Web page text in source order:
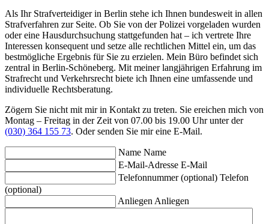
Als Ihr Strafverteidiger in Berlin stehe ich Ihnen bundesweit in allen
Strafverfahren zur Seite. Ob Sie von der Polizei vorgeladen wurden
oder eine Hausdurchsuchung stattgefunden hat – ich vertrete Ihre
Interessen konsequent und setze alle rechtlichen Mittel ein, um das
bestmögliche Ergebnis für Sie zu erzielen. Mein Büro befindet sich
zentral in Berlin-Schöneberg. Mit meiner langjährigen Erfahrung im
Strafrecht und Verkehrsrecht biete ich Ihnen eine umfassende und
individuelle Rechtsberatung.
Zögern Sie nicht mit mir in Kontakt zu treten. Sie ereichen mich von
Montag – Freitag in der Zeit von 07.00 bis 19.00 Uhr unter der
(030) 364 155 73. Oder senden Sie mir eine E-Mail.
Name Name
E-Mail-Adresse E-Mail
Telefonnummer (optional) Telefon
(optional)
AnliegenAnliegen